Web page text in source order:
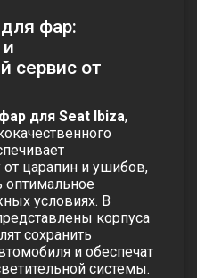
фар:
сервис от
для Seat Ibiza,
от царапин и ушибов,
оптимальное
условиях. В
корпуса
сохранить
и обеспечат
системы.